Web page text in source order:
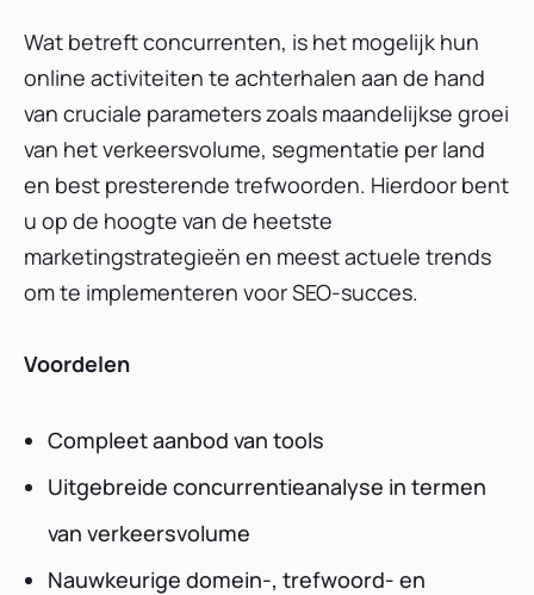
Wat betreft concurrenten, is het mogelijk hun
online activiteiten te achterhalen aan de hand
van cruciale parameters zoals maandelijkse groei
van het verkeersvolume, segmentatie per land
en best presterende trefwoorden. Hierdoor bent
u op de hoogte van de heetste
marketingstrategieën en meest actuele trends
om te implementeren voor SEO-succes.
Voordelen
Compleet aanbod van tools
Uitgebreide concurrentieanalyse in termen
van verkeersvolume
Nauwkeurige domein-, trefwoord- en